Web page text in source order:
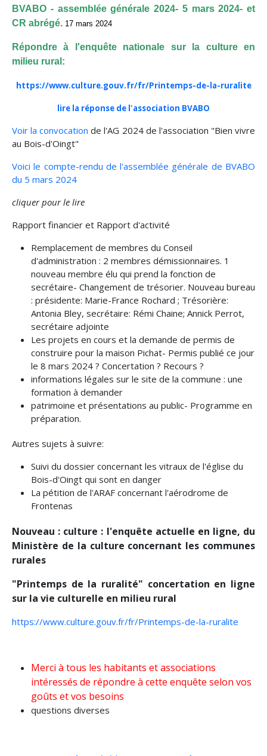
BVABO - assemblée générale 2024- 5 mars 2024- et
CR abrégé. 17 mars 2024
Répondre à l'enquête nationale sur la culture en
milieu rural:
https://www.culture.gouv.fr/fr/Printemps-de-la-ruralite
lire la réponse de l'association BVABO
Voir la convocationde l'AG 2024 de l'association "Bien vivre
au Bois-d'Oingt"
Voici le compte-rendu de l'assemblée générale de BVABO
du 5 mars 2024
cliquer pour le lire
Rapport financier et Rapport d'activité
Remplacement de membres du Conseil
d'administration : 2 membres démissionnaires. 1
nouveau membre élu qui prend la fonction de
secrétaire- Changement de trésorier. Nouveau bureau
: présidente: Marie-France Rochard ; Trésorière:
Antonia Bley, secrétaire: Rémi Chaine; Annick Perrot,
secrétaire adjointe
Les projets en cours et la demande de permis de
construire pour la maison Pichat- Permis publié ce jour
le 8 mars 2024 ? Concertation ? Recours ?
informations légales sur le site de la commune : une
formation à demander
patrimoine et présentations au public- Programme en
préparation.
Autres sujets à suivre:
Suivi du dossier concernant les vitraux de l'église du
Bois-d'Oingt qui sont en danger
La pétition de l'ARAF concernant l'aérodrome de
Frontenas
Nouveau : culture : l'enquête actuelle en ligne, du
Ministère de la culture concernant les communes
rurales
"Printemps de la ruralité" concertation en ligne
sur la vie culturelle en milieu rural
https://www.culture.gouv.fr/fr/Printemps-de-la-ruralite
Merci à tous les habitants et associations
intéressés de répondre à cette enquête selon vos
goûts et vos besoins
questions diverses